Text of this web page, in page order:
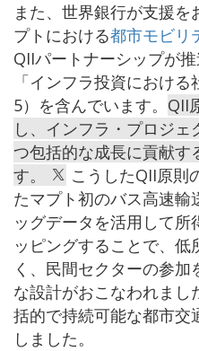
また、世界銀行が支援
プトにおける都市モビリ
QIIパートナーシップが
「インフラ投資におけ
5）を含んでいます。 QII
し、インフラ・プロジェ
つ包括的な成長に貢献す
す。
こうしたQII原則
たマプト初のバス高速
ッグデータを活用して
ッピングすることで、
く、民間セクターの参加
な設計がおこなわれま
括的で持続可能な都市交
しました。